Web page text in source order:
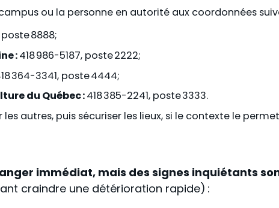
ou la personne en autorité aux coordonnées
poste 8888;
:418 986-5187, poste 2222;
364-3341, poste 4444;
du Québec :418 385-2241, poste 3333.
autres, puis sécuriser les lieux, si le contexte le
immédiat, mais des signes inquiétants
craindre une détérioration rapide) :